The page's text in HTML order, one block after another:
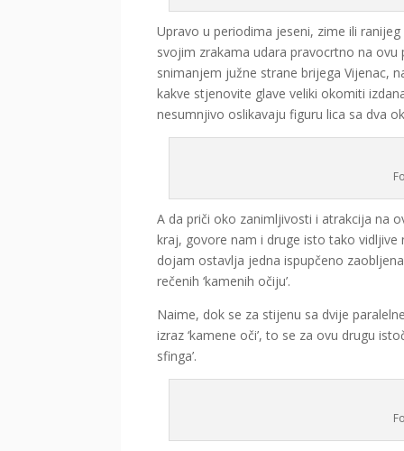
Upravo u periodima jeseni, zime ili
svojim zrakama udara pravocrtno na
snimanjem južne strane brijega Vijenac,
kakve stjenovite glave veliki okomiti
nesumnjivo oslikavaju figuru lica sa dva
A da priči oko zanimljivosti i atrakcija na
kraj, govore nam i druge isto tako
dojam ostavlja jedna ispupčeno
rečenih ‘kamenih očiju’.
Naime, dok se za stijenu sa dvije
izraz ‘kamene oči’, to se za ovu drugu
sfinga’.